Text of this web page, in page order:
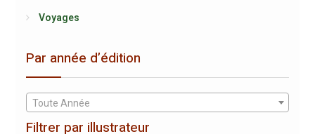
Voyages
Par année d’édition
Toute Année
Filtrer par illustrateur